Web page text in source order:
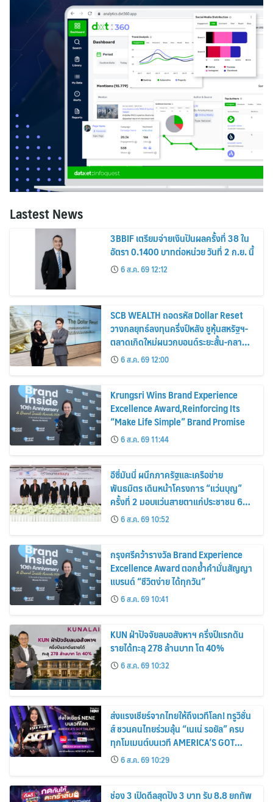
Lastest News
3BBIF เตรียมจ่ายเงินปันผลครั้งที่ 38 ใน
อัตรา 0.1400 บาทต่อหน่วย วันที่ 2 ก.ย. นี้
6 ส.ค. 69 12:12
SCB WEALTH ถอดรหัส Dollar Reset
วางกลยุทธ์ลงทุนครึ่งปีหลัง ชูหุ้นสหรัฐฯ-
ตลาดเกิดใหม่ผนวกบอนด์ระยะสั้น-กลาง
เสริมพอร์ตแกร่ง
6 ส.ค. 69 12:00
Krungsri Wins Brand Experience
Excellence Award,Reinforcing Its
“Make Life Simple” Brand Promise
6 ส.ค. 69 11:44
อีซี่มันนี่ ผนึกภาครัฐและเครือข่าย
พันธมิตร เดินหน้าโครงการ “แว่นบุญ”
ครั้งที่ 2 มอบแว่นสายตาแก่ประชาชน 600
คน ขยายโอกาสการมองเห็นสู่ชุมชนไทย
6 ส.ค. 69 10:52
กรุงศรีคว้ารางวัล Brand Experience
Excellence Award ตอกย้ำคำมั่นสัญญา
แบรนด์ “ชีวิตง่าย ได้ทุกวัน”
6 ส.ค. 69 10:41
KUN ฝ่าปัจจัยลบอสังหาฯ ครึ่งปีแรกดัน
รายได้ทะลุ 278 ล้านบาท โต 40%
6 ส.ค. 69 10:32
ส่งแรงเชียร์จากไทยให้ถึงเวทีโลก! ทรูวิชั่น
ส์ ชวนคนไทยร่วมลุ้น “เนเน่ รอยัล” ครบ
ทุกโมเมนต์บนเวที AMERICA’S GOT
TALENT SEASON 21
6 ส.ค. 69 10:29
ช่อง 3 เปิดดีลสุดปัง 3 บาท รับ 8.8 ยกทัพ